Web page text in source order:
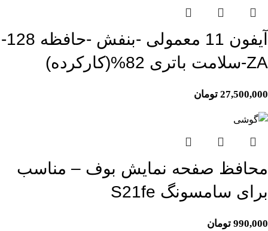
آیفون 11 معمولی -بنفش -حافظه 128-
ZA-سلامت باتری 82%(کارکرده)
27,500,000 تومان
محافظ صفحه نمایش بوف – مناسب
برای سامسونگ S21fe
990,000 تومان